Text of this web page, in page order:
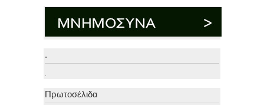
.
.
Πρωτοσέλιδα